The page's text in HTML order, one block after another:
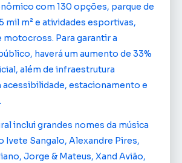
com 130 opções, parque de
mil m² e atividades esportivas,
Para garantir a
haverá um aumento de 33%
além de infraestrutura
estacionamento e
inclui grandes nomes da música
Ivete Sangalo, Alexandre Pires,
Jorge & Mateus, Xand Avião,